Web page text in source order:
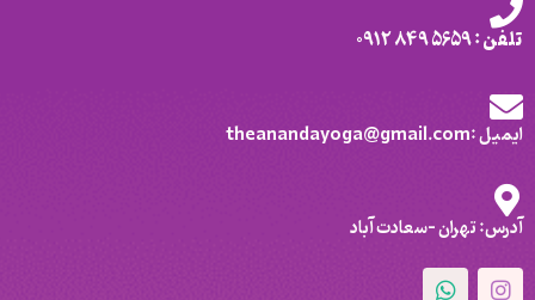
تلفن : 5659 849 0912
ایمیل :theanandayoga@gmail.com
آدرس: تهران -سعادت آباد